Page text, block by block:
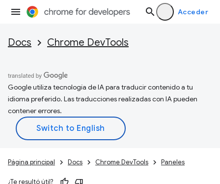
Acceder
Docs Chrome DevTools
Google utiliza tecnología de IA para traducir contenido a tu
idioma preferido. Las traducciones realizadas con IA pueden
contener errores.
Página principal Docs Chrome DevTools Paneles
¿Te resultó útil?